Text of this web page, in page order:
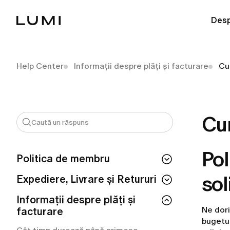
Help Center Informații despre plăți și facturare
Politica de membru
Dacă îmi anulez abonamentul, pierd
accesul imediat?
Cum îmi pot verifica statutul de
membru?
Expediere, Livrare și Retururi
Cum plasezi o comandă pe LUMI?
Trebuie să plătesc pentru serviciul de
livrare?
Informații despre plăți și
facturare
Ne